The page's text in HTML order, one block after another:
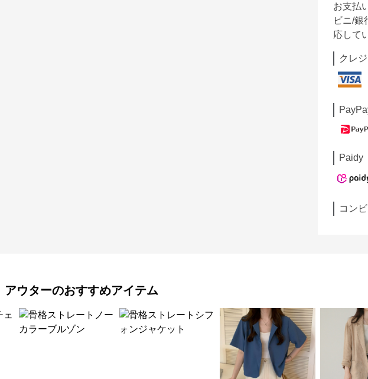
お支払
ビニ/銀
応して
クレ
Paidy
コン
アウターのおすすめアイテム